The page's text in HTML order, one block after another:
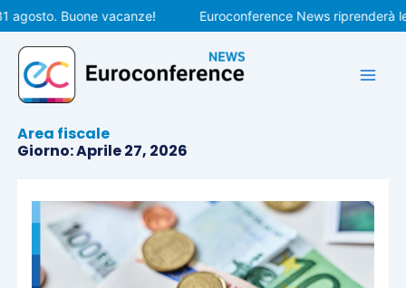
Vai
al
contenuto
Buone vacanze! Euroconference News riprenderà le
Area fiscale
Giorno: Aprile 27, 2026